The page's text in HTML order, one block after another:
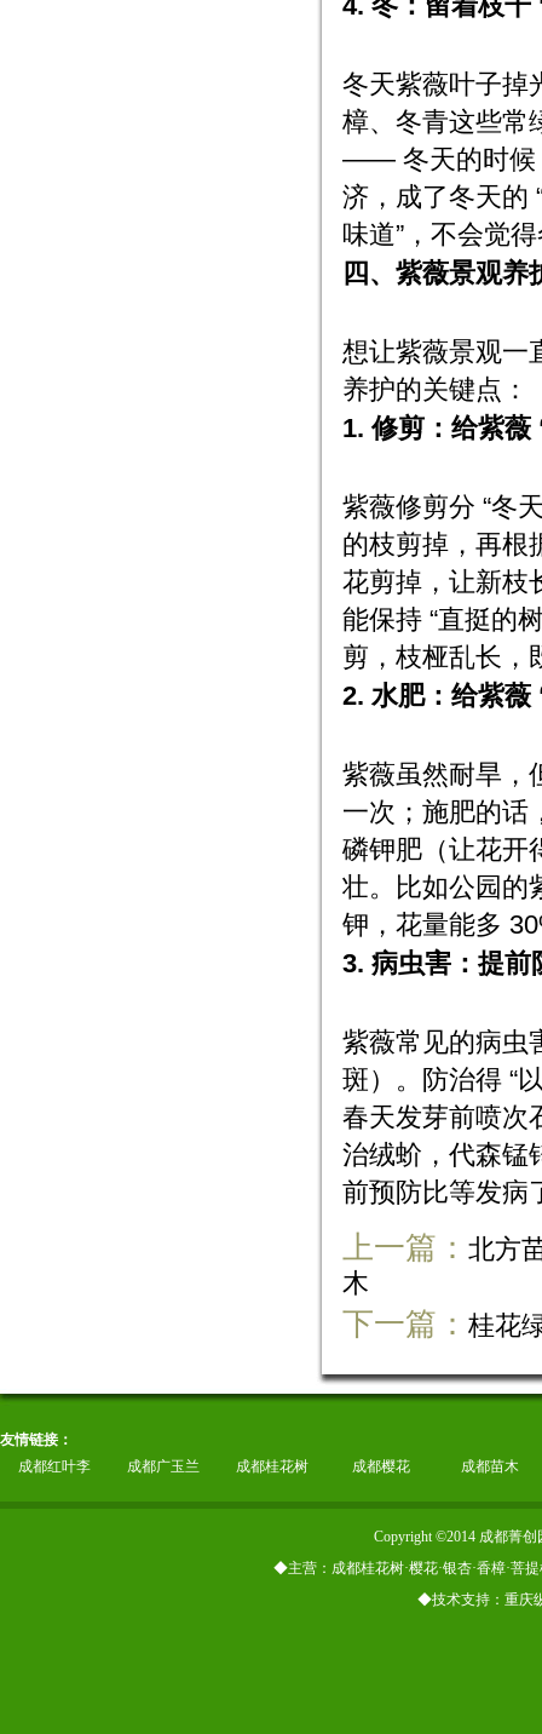
冬天紫薇叶子掉
樟、冬青这些常
—— 冬天的时候
济，成了冬天的
味道”，不会觉
四、紫薇景观养
想让紫薇景观一
养护的关键点：
1. 修剪：给紫薇
紫薇修剪分 “冬
的枝剪掉，再根
花剪掉，让新枝
能保持 “直挺的
剪，枝桠乱长，
2. 水肥：给紫薇
紫薇虽然耐旱，
一次；施肥的话
磷钾肥（让花开
壮。比如公园的
钾，花量能多
3. 病虫害：提前
紫薇常见的病虫
斑）。防治得 “
春天发芽前喷次
治绒蚧，代森锰
前预防比等发病
上一篇： 北方
木
下一篇： 桂花
友情链接：
成都红叶李
成都广玉兰 成都桂花树 成都樱花 成都苗木
Copyright ©2014 成都菁
◆主营：成都桂花树·樱花·银杏·香樟·菩
◆技术支持：重庆